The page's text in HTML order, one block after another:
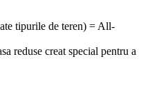
tipurile de teren) = All-
reduse creat special pentru a